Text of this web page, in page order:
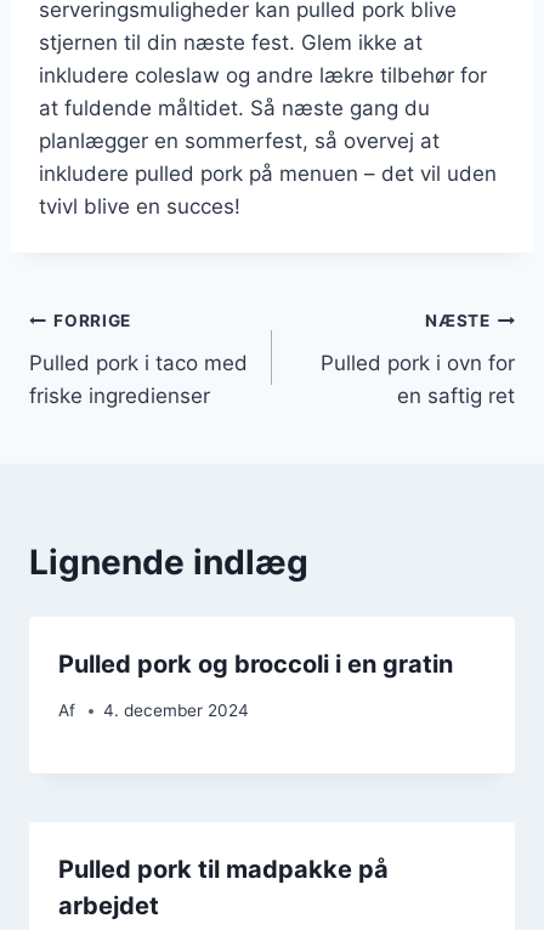
serveringsmuligheder kan pulled pork blive
stjernen til din næste fest. Glem ikke at
inkludere coleslaw og andre lækre tilbehør for
at fuldende måltidet. Så næste gang du
planlægger en sommerfest, så overvej at
inkludere pulled pork på menuen – det vil uden
tvivl blive en succes!
Indlægsnavigation
FORRIGE
Pulled pork i taco med
friske ingredienser
NÆSTE
Pulled pork i ovn for
en saftig ret
Lignende indlæg
Pulled pork og broccoli i en gratin
Af 4. december 2024
Pulled pork til madpakke på
arbejdet